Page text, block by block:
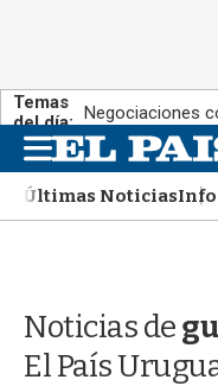
Temas
del día: Negociaciones
M
e
n
u
Últimas Noticias
Noticias de
El País